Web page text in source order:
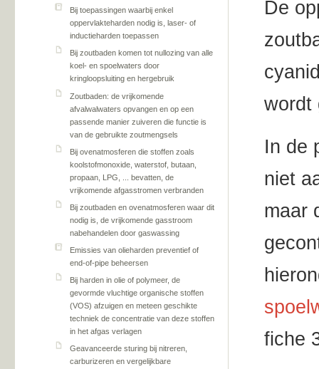
Bij toepassingen waarbij enkel
oppervlakteharden nodig is, laser- of
inductieharden toepassen
Bij zoutbaden komen tot nullozing van alle
koel- en spoelwaters door
kringloopsluiting en hergebruik
Zoutbaden: de vrijkomende
afvalwalwaters opvangen en op een
passende manier zuiveren die functie is
van de gebruikte zoutmengsels
Bij ovenatmosferen die stoffen zoals
koolstofmonoxide, waterstof, butaan,
propaan, LPG, ... bevatten, de
vrijkomende afgasstromen verbranden
Bij zoutbaden en ovenatmosferen waar dit
nodig is, de vrijkomende gasstroom
nabehandelen door gaswassing
Emissies van olieharden preventief of
end-of-pipe beheersen
Bij harden in olie of polymeer, de
gevormde vluchtige organische stoffen
(VOS) afzuigen en meteen geschikte
techniek de concentratie van deze stoffen
in het afgas verlagen
Geavanceerde sturing bij nitreren,
carburizeren en vergelijkbare
De
wordt
In de
niet
maar
fiche